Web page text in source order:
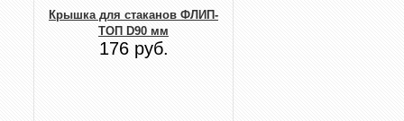
Крышка для стаканов ФЛИП-
ТОП D90 мм
176 руб.